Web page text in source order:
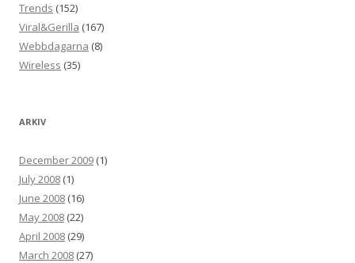
Trends (152)
Viral&Gerilla (167)
Webbdagarna (8)
Wireless (35)
ARKIV
December 2009 (1)
July 2008 (1)
June 2008 (16)
May 2008 (22)
April 2008 (29)
March 2008 (27)